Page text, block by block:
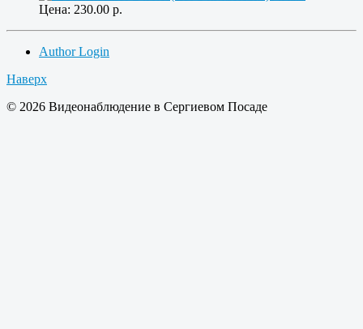
Цена: 230.00 р.
Author Login
Наверх
© 2026 Видеонаблюдение в Сергиевом Посаде